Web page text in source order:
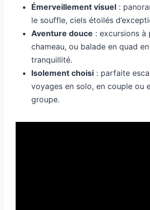
Émerveillement visuel :
le souffle, ciels étoilés
Aventure douce : excursions à
chameau, ou balade en quad
tranquillité.
Isolement choisi : parfaite
voyages en solo, en couple ou
groupe.